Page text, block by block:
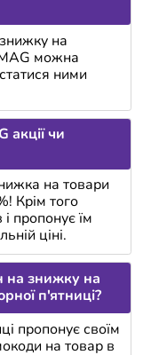
на
можна
ними
акції чи
на товари
Крім того
і пропонує їм
ціні.
на знижку на
п'ятниці?
пропонує своїм
на товар в